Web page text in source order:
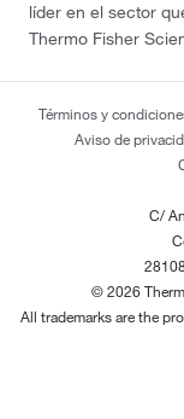
líder en el sector
Thermo Fisher
Términos y
Aviso de
C/
© 2026
All trademarks are the